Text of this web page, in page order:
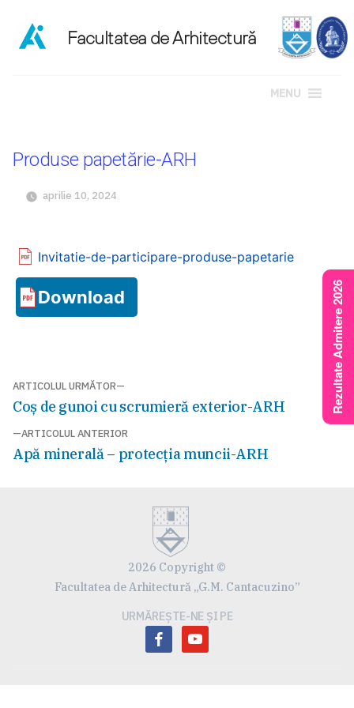
conținut
MENU
Produse papetărie-ARH
aprilie 10, 2024
Invitatie-de-participare-produse-papetarie
Download
Navigare
în
articole
ARTICOLUL ANTERIOR
Articolul
Apă minerală – protecția muncii-ARH
ARTICOLUL URMĂTOR
Articolul
Coș de gunoi cu scrumieră exterior-ARH
2026 Copyright ©
Facultatea de Arhitectură „G.M. Cantacuzino”
URMĂREȘTE-NE ȘI PE
facebookyoutube
Rezultate Admitere 2026